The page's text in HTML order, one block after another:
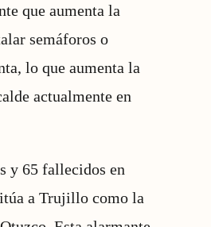
que aumenta la
semáforos o
lo que aumenta la
actualmente en
y 65 fallecidos en
a Trujillo como la